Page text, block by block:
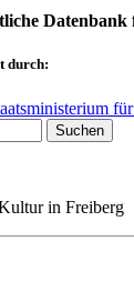
durch:
in Freiberg